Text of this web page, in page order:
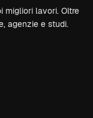
migliori lavori. Oltre
agenzie e studi.